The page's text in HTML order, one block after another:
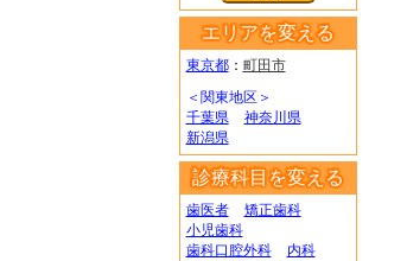
エリアを変える
東京都： 町田市
＜関東地区＞
千葉県
神奈川県
新潟県
診療科目を変える
歯医者
矯正歯科
小児歯科
歯科口腔外科
内科